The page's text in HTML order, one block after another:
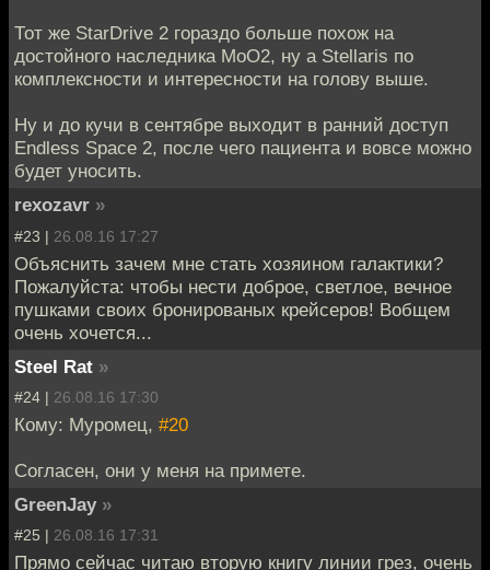
Тот же StarDrive 2 гораздо больше похож на
достойного наследника MoO2, ну а Stellaris по
комплексности и интересности на голову выше.
Ну и до кучи в сентябре выходит в ранний доступ
Endless Space 2, после чего пациента и вовсе можно
будет уносить.
rexozavr »
#23 | 26.08.16 17:27
Объяснить зачем мне стать хозяином галактики?
Пожалуйста: чтобы нести доброе, светлое, вечное
пушками своих бронированых крейсеров! Вобщем
очень хочется...
Steel Rat »
#24 | 26.08.16 17:30
Кому: Муромец, #20
Согласен, они у меня на примете.
GreenJay »
#25 | 26.08.16 17:31
Прямо сейчас читаю вторую книгу линии грез, очень